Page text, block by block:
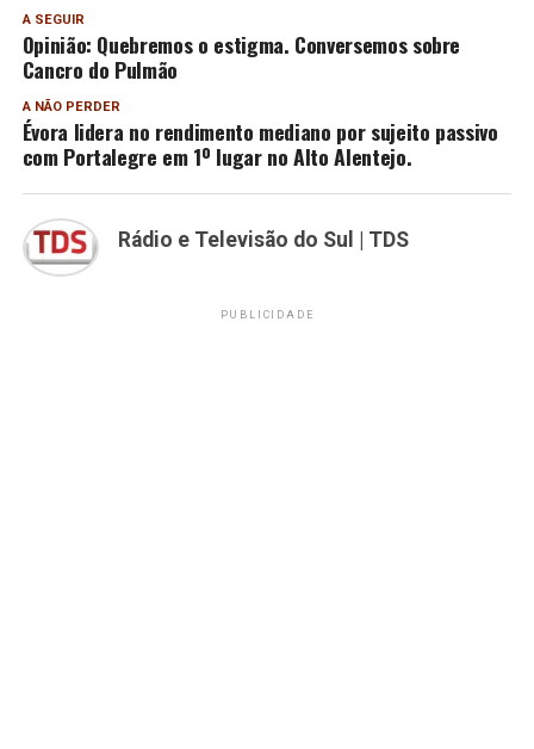
A SEGUIR
Opinião: Quebremos o estigma. Conversemos sobre
Cancro do Pulmão
A NÃO PERDER
Évora lidera no rendimento mediano por sujeito passivo
com Portalegre em 1º lugar no Alto Alentejo.
Rádio e Televisão do Sul | TDS
PUBLICIDADE